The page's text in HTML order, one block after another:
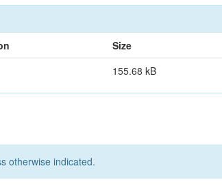
Size
155.68 kB
otherwise indicated.